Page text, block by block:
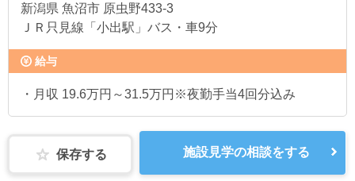
新潟県 魚沼市 原虫野433-3
ＪＲ只見線「小出駅」バス・車9分
給与
・月収 19.6万円～31.5万円※夜勤手当4回分込み
保存する 施設見学の相談をする